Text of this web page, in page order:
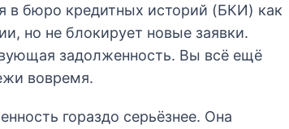
в бюро кредитных историй (БКИ) как
но не блокирует новые заявки.
задолженность. Вы всё ещё
вовремя.
гораздо серьёзнее. Она